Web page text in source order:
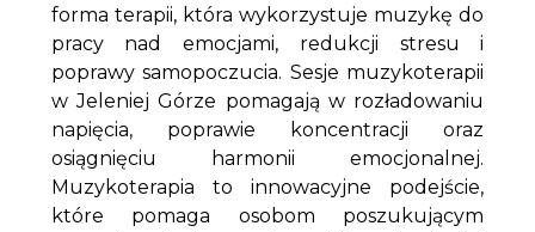
forma terapii, która wykorzystuje muzykę do
pracy nad emocjami, redukcji stresu i
poprawy samopoczucia. Sesje muzykoterapii
w Jeleniej Górze pomagają w rozładowaniu
napięcia, poprawie koncentracji oraz
osiągnięciu harmonii emocjonalnej.
Muzykoterapia to innowacyjne podejście,
które pomaga osobom poszukującym